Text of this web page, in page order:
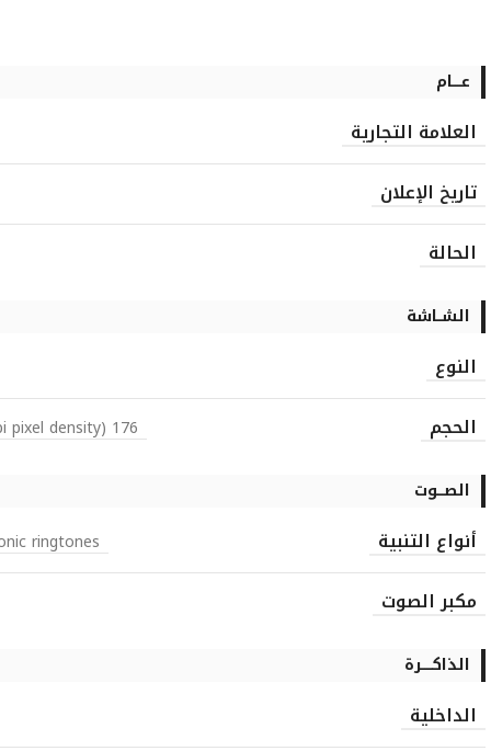
عــــام
العلامة التجارية
تاريخ الإعلان
الحالة
الشــاشة
النوع
الحجم 176 x 220 pixels, 2.0 inches (~141 ppi pixel density)
الصـــوت
أنواع التنبية ringtones
مكبر الصوت
الذاكـــــرة
الداخلية